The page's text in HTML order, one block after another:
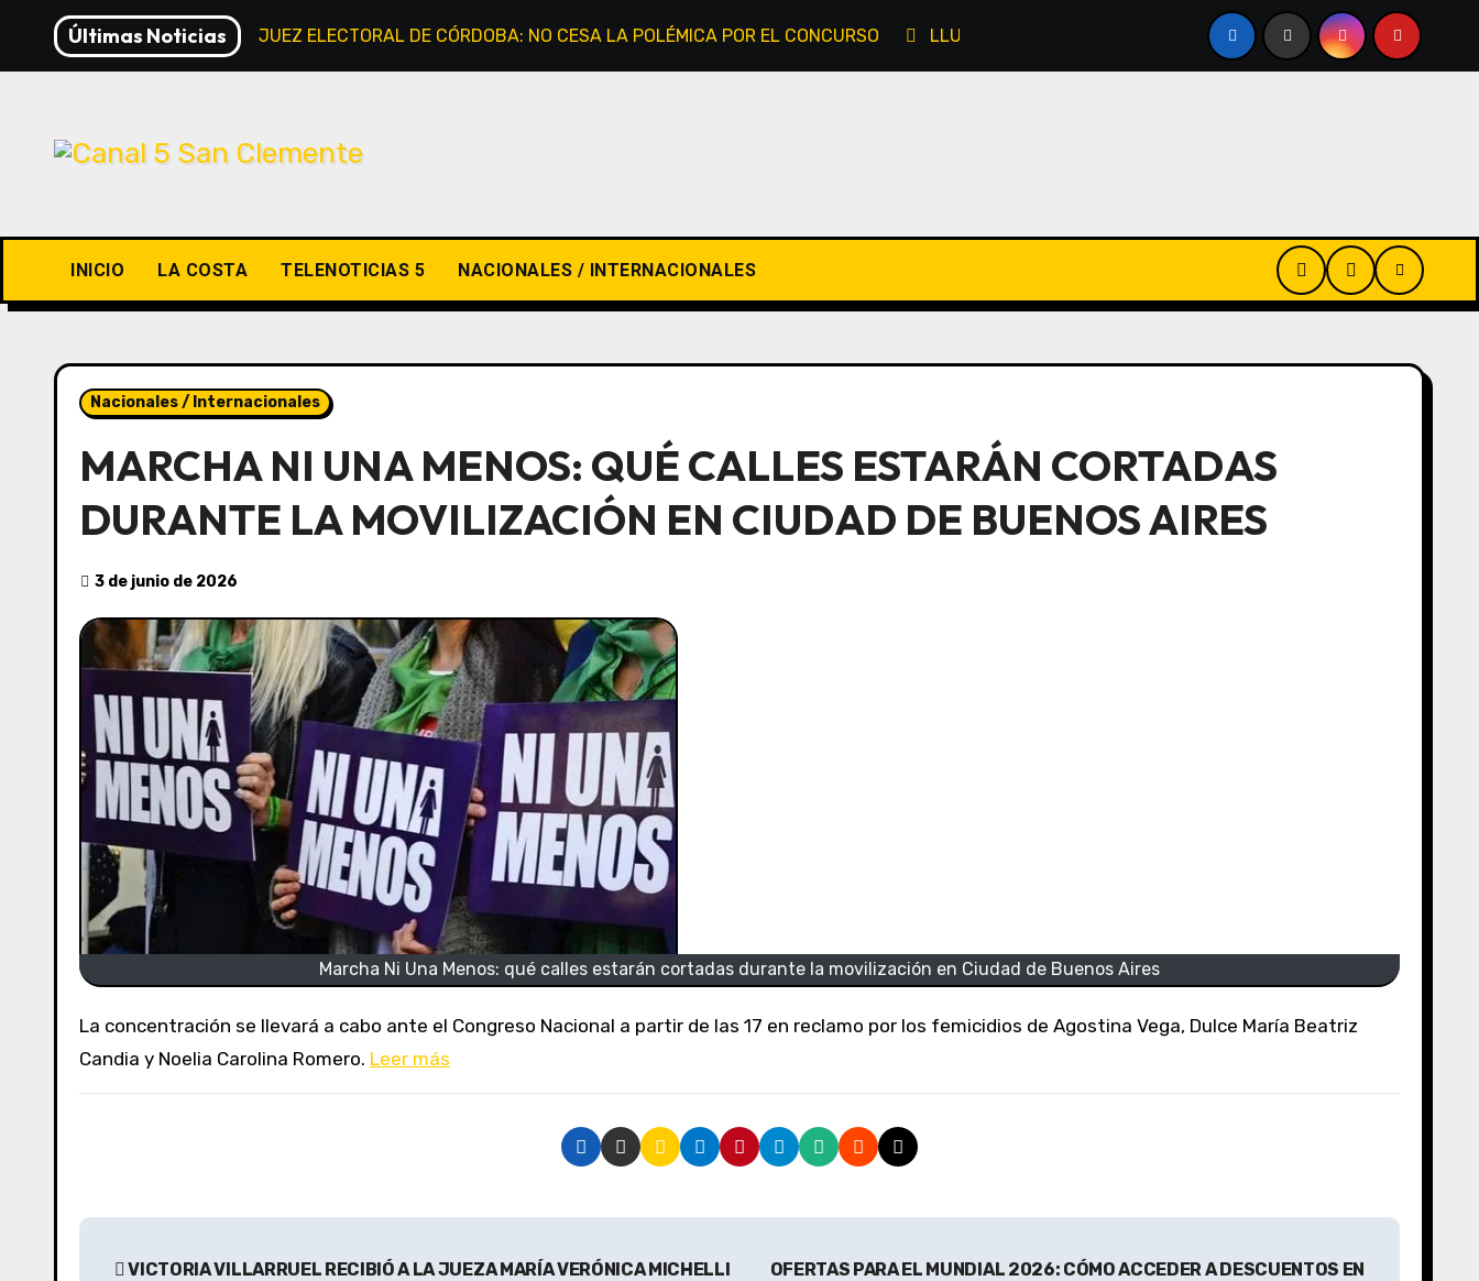
contenido
Últimas Noticias
GUILLERMO ARIAS, JUEZ ELECTORAL DE CÓRDOBA: NO CESA LA POLÉMICA POR EL CONCURSO LLUEVE EN BUENOS AIRES: RIGE ALERTA NARANJA POR
INICIO LA COSTA TELENOTICIAS 5 NACIONALES / INTERNACIONALES
Nacionales / Internacionales
MARCHA NI UNA MENOS: QUÉ CALLES ESTARÁN CORTADAS
DURANTE LA MOVILIZACIÓN EN CIUDAD DE BUENOS AIRES
3 de junio de 2026
Marcha Ni Una Menos: qué calles estarán cortadas durante la movilización en Ciudad de Buenos Aires
La concentración se llevará a cabo ante el Congreso Nacional a partir de las 17 en reclamo por los femicidios de Agostina Vega, Dulce María Beatriz
Candia y Noelia Carolina Romero. Leer más
N
VICTORIA VILLARRUEL RECIBIÓ A LA JUEZA MARÍA VERÓNICA MICHELLI
OFERTAS PARA EL MUNDIAL 2026: CÓMO ACCEDER A DESCUENTOS EN